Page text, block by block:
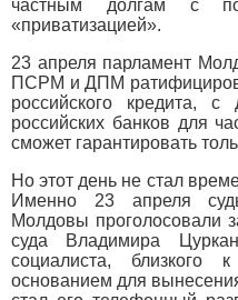
частным долгам с
«приватизацией».
23 апреля парламент
ПСРМ и ДПМ
российского кредита,
российских банков для
сможет гарантировать
Но этот день не стал
Именно 23 апреля
Молдовы проголосовали
суда Владимира
социалиста, близкого
основанием для